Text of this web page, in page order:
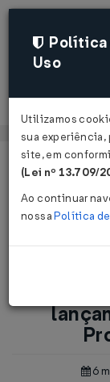
Página Inicial
Programa Nota
6
Política
Uso
Utilizamos
sua experiência,
site, em
(Lei nº 13.709/
Ao continuar
nossaPolítica